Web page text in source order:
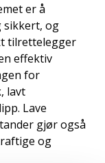
er å
sikkert, og
tilrettelegger
effektiv
for
lavt
Lave
gjør også
og